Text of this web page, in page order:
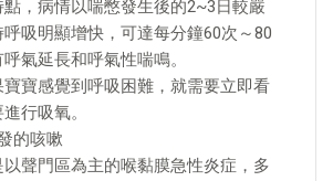
，病情以喘憋發生後的2~3日較嚴
吸明顯增快，可達每分鐘60次～80
氣延長和呼氣性喘鳴。
寶感覺到呼吸困難，就需要立即看
行吸氧。
的咳嗽
聲門區為主的喉黏膜急性炎症，多